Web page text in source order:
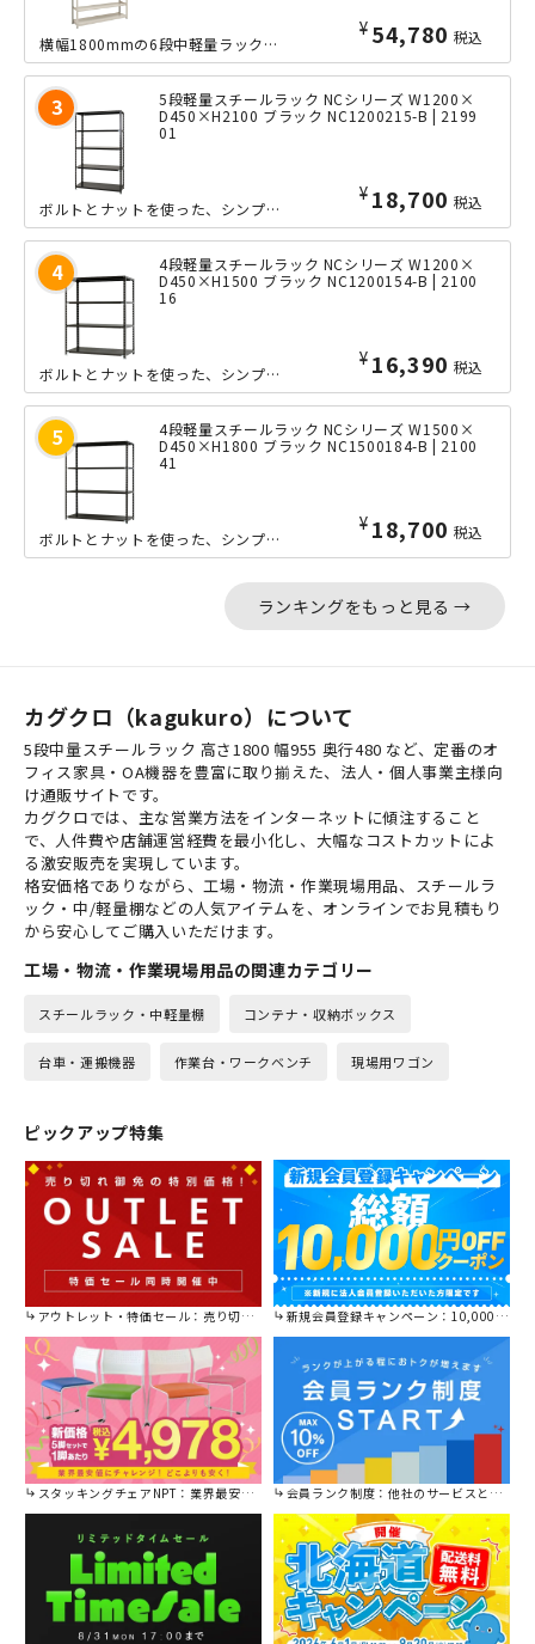
¥ 54,780 税込
横幅1800mmの6段中軽量ラックの、奥行きたっぷりな600mmタイプ。ボルトレ...
5段軽量スチールラック NCシリーズ W1200×
D450×H2100 ブラック NC1200215-B | 2199
01
¥ 18,700 税込
ボルトとナットを使った、シンプルな軽量ラック「NCシリーズ」の小回りの利くW12...
4段軽量スチールラック NCシリーズ W1200×
D450×H1500 ブラック NC1200154-B | 2100
16
¥ 16,390 税込
ボルトとナットを使った、シンプルな軽量ラック「NCシリーズ」の小回りの利くW12...
4段軽量スチールラック NCシリーズ W1500×
D450×H1800 ブラック NC1500184-B | 2100
41
¥ 18,700 税込
ボルトとナットを使った、シンプルな軽量ラック「NCシリーズ」の中間サイズのW15...
ランキングをもっと見る →
カグクロ（kagukuro）について
5段中量スチールラック 高さ1800 幅955 奥行480 など、定番のオ
フィス家具・OA機器を豊富に取り揃えた、法人・個人事業主様向
け通販サイトです。
カグクロでは、主な営業方法をインターネットに傾注すること
で、人件費や店舗運営経費を最小化し、大幅なコストカットによ
る激安販売を実現しています。
格安価格でありながら、工場・物流・作業現場用品、スチールラ
ック・中/軽量棚などの人気アイテムを、オンラインでお見積もり
から安心してご購入いただけます。
工場・物流・作業現場用品の関連カテゴリー
スチールラック・中軽量棚 コンテナ・収納ボックス
台車・運搬機器 作業台・ワークベンチ 現場用ワゴン
ピックアップ特集
アウトレット・特価セール：売り切れ御免の特別価格！ 新規会員登録キャンペーン：10,000円OFFクーポン進呈中！
スタッキングチェアNPT：業界最安値に挑戦！ 会員ランク制度：他社のサービスと比較してください。